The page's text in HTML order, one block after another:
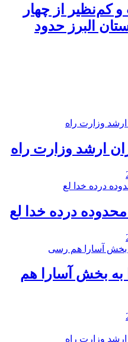
کم‌نظیر از چهار
البرز حدود
ارشد وزارت راه
درده خدا لع
به بخش آسارا هم